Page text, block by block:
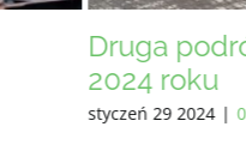
Kolejna
10 lutego 2024 |